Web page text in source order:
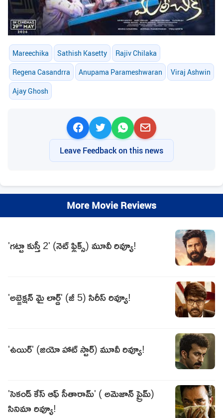
Mareechika Sathish Kasetty Rajiv Chilaka
Regena Casandrra Anupama Parameshwaran Viraj Ashwin
Ajay Ghosh
Leave Feedback on this news
More Movie Reviews
'గట్టా కుస్తీ 2' (నెట్ ఫ్లిక్స్) మూవీ రివ్యూ!
'అబ్జెక్షన్ మై లార్డ్' (జీ 5) సిరీస్ రివ్యూ!
'ఉయిర్' (జియో హాట్ స్టార్) మూవీ రివ్యూ!
'సెకండ్ కేస్ ఆఫ్ సీతారామ్' ( అమెజాన్ ప్రైమ్)
సినిమా రివ్యూ!